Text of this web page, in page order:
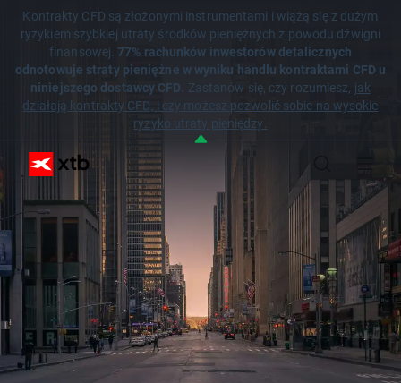
Kontrakty CFD są złożonymi instrumentami i wiążą się z dużym
ryzykiem szybkiej utraty środków pieniężnych z powodu dźwigni
finansowej.77% rachunków inwestorów detalicznych
odnotowuje straty pieniężne w wyniku handlu kontraktami CFD u
niniejszego dostawcy CFD. Zastanów się, czy rozumiesz, jak
działają kontrakty CFD, i czy możesz pozwolić sobie na wysokie
ryzyko utraty pieniędzy.